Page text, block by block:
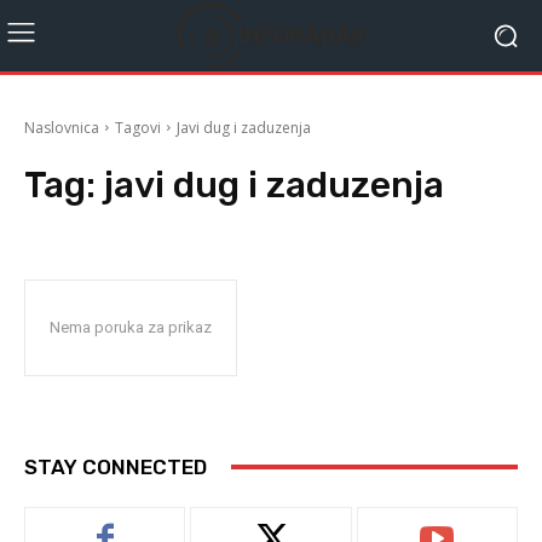
Naslovnica Tagovi Javi dug i zaduzenja
Tag: javi dug i zaduzenja
Nema poruka za prikaz
STAY CONNECTED